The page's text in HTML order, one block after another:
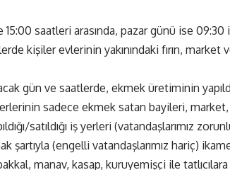
saatleri arasında, pazar günü ise 09:30
kişiler evlerinin yakınındaki fırın,
gün ve saatlerde, ekmek üretiminin
sadece ekmek satan bayileri, market,
satıldığı iş yerleri (vatandaşlarımız
şartıyla (engelli vatandaşlarımız hariç)
manav, kasap, kuruyemişçi ile